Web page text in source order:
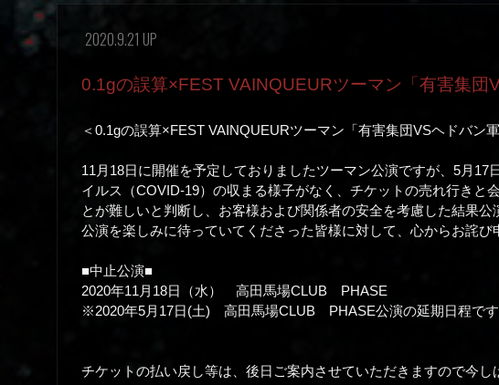
2020.9.21 UP
0.1gの誤算×FEST VAINQUEURツーマン「有害集団
＜0.1gの誤算×FEST VAINQUEURツーマン「有害集団VSヘドバン
11月18日に開催を予定しておりましたツーマン公演ですが、5月
イルス（COVID-19）の収まる様子がなく、チケットの売れ行きと
とが難しいと判断し、お客様および関係者の安全を考慮した結果公
公演を楽しみに待っていてくださった皆様に対して、心からお詫び
■中止公演■
2020年11月18日（水） 高田馬場CLUB PHASE
※2020年5月17日(土) 高田馬場CLUB PHASE公演の延期日程です
チケットの払い戻し等は、後日ご案内させていただきますので今し